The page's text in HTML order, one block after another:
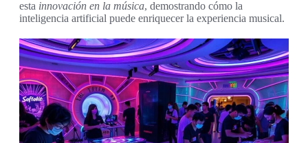
esta innovación en la música, demostrando cómo la
inteligencia artificial puede enriquecer la experiencia musical.